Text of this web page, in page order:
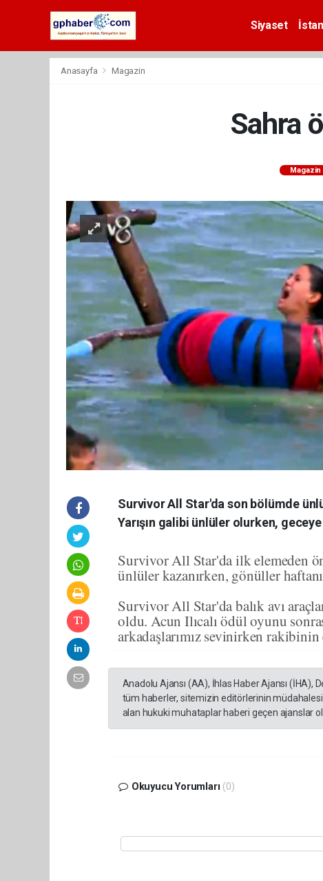
Siyaset
Anasayfa Magazin
Sahra
Magazin
Survivor All Star'da son bölümde
Yarışın galibi ünlüler olurken,
Survivor All Star'da ilk elemeden
ünlüler kazanırken, gönüller
Survivor All Star'da balık avı
oldu. Acun Ilıcalı ödül oyunu
arkadaşlarımız sevinirken
Anadolu Ajansı (AA), İhlas Haber Ajansı (İHA),
tüm haberler, sitemizin editörlerinin
alan hukuki muhataplar haberi geçen ajanslar
Okuyucu Yorumları (0)